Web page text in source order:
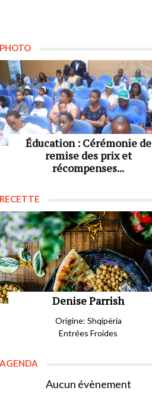
PHOTO
Éducation : Cérémonie de
remise des prix et
récompenses...
RECETTE
Denise Parrish
Origine: Shqipëria
Entrées Froides
AGENDA
Aucun évènement